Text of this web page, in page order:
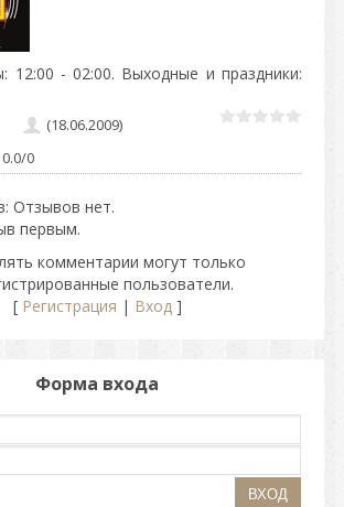
12:00 - 02:00. Выходные и праздники:
(18.06.2009)
0.0/0
: Отзывов нет.
первым.
комментарии могут только
пользователи.
[ Регистрация | Вход]
Форма входа